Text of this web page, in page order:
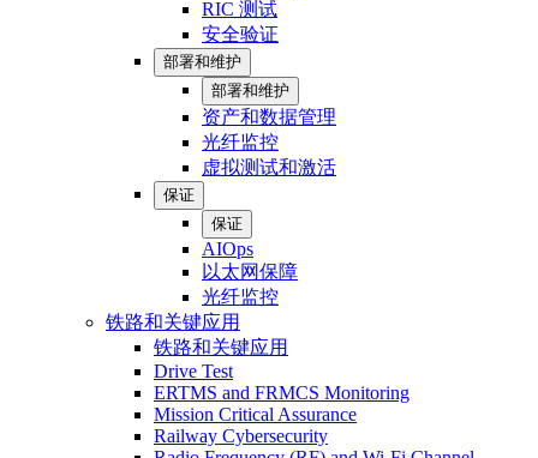
RIC 测试
安全验证
部署和维护
部署和维护
资产和数据管理
光纤监控
虚拟测试和激活
保证
保证
AIOps
以太网保障
光纤监控
铁路和关键应用
铁路和关键应用
Drive Test
ERTMS and FRMCS Monitoring
Mission Critical Assurance
Railway Cybersecurity